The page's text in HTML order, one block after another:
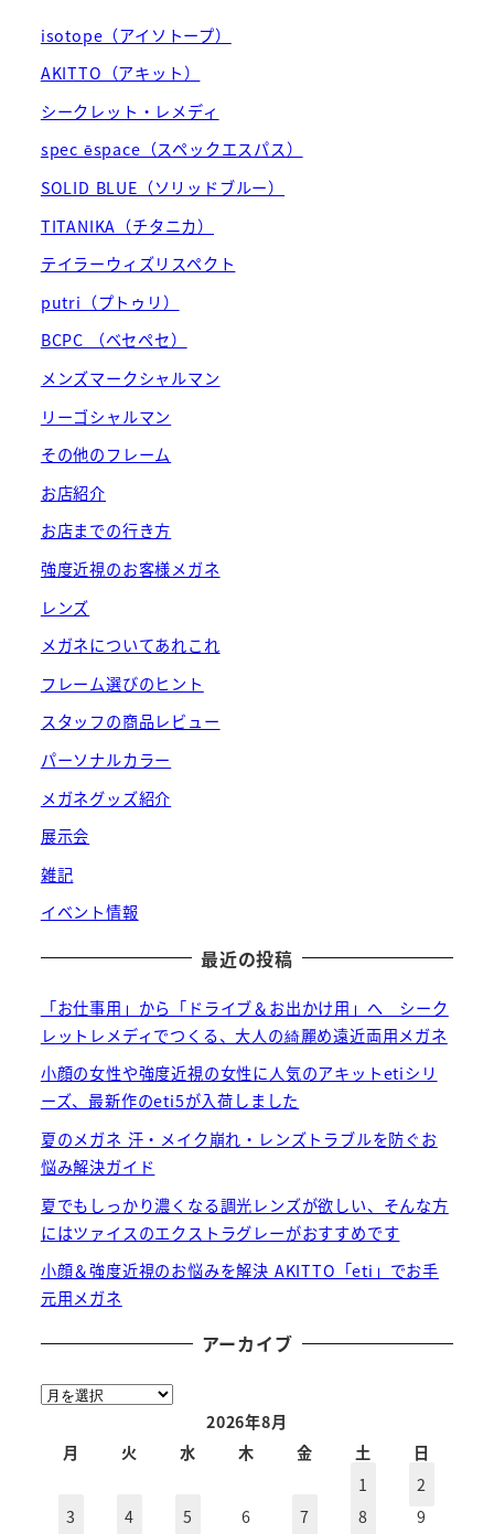
isotope（アイソトープ）
AKITTO（アキット）
シークレット・レメディ
spec ēspace（スペックエスパス）
SOLID BLUE（ソリッドブルー）
TITANIKA（チタニカ）
テイラーウィズリスペクト
putri（プトゥリ）
BCPC （ベセペセ）
メンズマークシャルマン
リーゴシャルマン
その他のフレーム
お店紹介
お店までの行き方
強度近視のお客様メガネ
レンズ
メガネについてあれこれ
フレーム選びのヒント
スタッフの商品レビュー
パーソナルカラー
メガネグッズ紹介
展示会
雑記
イベント情報
最近の投稿
「お仕事用」から「ドライブ＆お出かけ用」へ シーク
レットレメディでつくる、大人の綺麗め遠近両用メガネ
小顔の女性や強度近視の女性に人気のアキットetiシリ
ーズ、最新作のeti5が入荷しました
夏のメガネ 汗・メイク崩れ・レンズトラブルを防ぐお
悩み解決ガイド
夏でもしっかり濃くなる調光レンズが欲しい、そんな方
にはツァイスのエクストラグレーがおすすめです
小顔＆強度近視のお悩みを解決 AKITTO「eti」でお手
元用メガネ
アーカイブ
ア
2026年8月
月
火 水 木 金 土
日
1
2
3
4 5 6 7 8 9